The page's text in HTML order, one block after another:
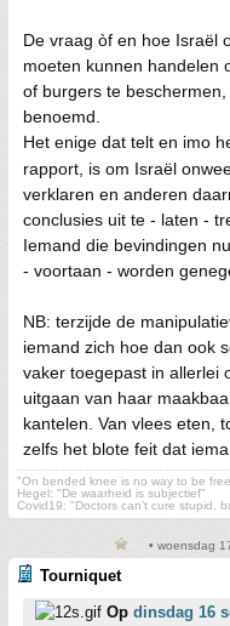
De vraag òf en hoe Israël
moeten kunnen handelen
of burgers te
benoemd.
Het enige dat telt en imo
rapport, is om Israël
verklaren en anderen
conclusies uit te - laten -
Iemand die bevindingen
- voortaan - worden
NB: terzijde de
iemand zich hoe dan ook
vaker toegepast in allerlei
uitgaan van haar
kantelen. Van vlees eten,
zelfs het blote feit dat
"On bended knee is no way to be
Hegel: "De waarheid is subjectief"
Covid19: "Doctors can’t cure stupid,
• woensdag
Tourniquet
Op dinsdag 16